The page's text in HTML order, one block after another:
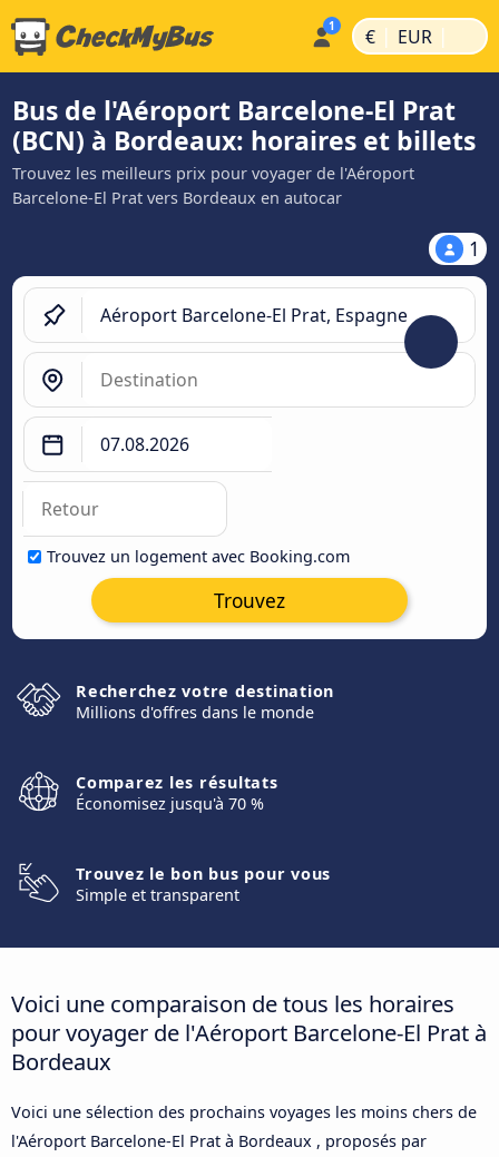
€ | EUR |
Bus de l'Aéroport Barcelone-El Prat
(BCN) à Bordeaux: horaires et billets
Trouvez les meilleurs prix pour voyager de l'Aéroport
Barcelone-El Prat vers Bordeaux en autocar
1
Trouvez un logement avec Booking.com
Trouvez
Recherchez votre destination
Millions d'offres dans le monde
Comparez les résultats
Économisez jusqu'à 70 %
Trouvez le bon bus pour vous
Simple et transparent
Voici une comparaison de tous les horaires
pour voyager de l'Aéroport Barcelone-El Prat à
Bordeaux
Voici une sélection des prochains voyages les moins chers de
l'Aéroport Barcelone-El Prat à Bordeaux , proposés par